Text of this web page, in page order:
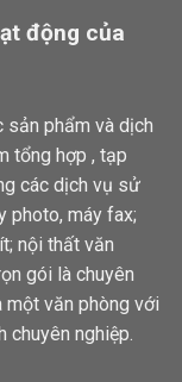
động của
sản phẩm và dịch
tổng hợp , tạp
các dịch vụ sử
photo, máy fax;
nội thất văn
gói là chuyên
một văn phòng với
chuyên nghiệp.